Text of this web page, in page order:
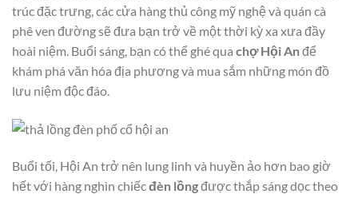
trúc đặc trưng, các cửa hàng thủ công mỹ nghệ và quán cà
phê ven đường sẽ đưa bạn trở về một thời kỳ xa xưa đầy
hoài niệm. Buổi sáng, bạn có thể ghé qua chợ Hội Anđể
khám phá văn hóa địa phương và mua sắm những món đồ
lưu niệm độc đáo.
Buổi tối, Hội An trở nên lung linh và huyền ảo hơn bao giờ
hết với hàng nghìn chiếcđèn lồngđược thắp sáng dọc theo